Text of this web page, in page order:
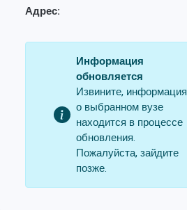
Адрес:
Информация
обновляется
Извините, информация
о выбранном вузе
находится в процессе
обновления.
Пожалуйста, зайдите
позже.